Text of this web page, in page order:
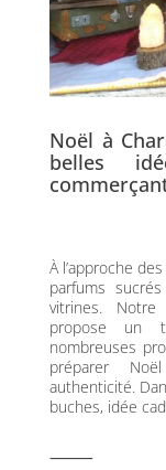
Noël à
belles
À l’approche
parfums
vitrines. Notre
propose un
nombreuses
préparer
authenticité.
buches, idée
⸻